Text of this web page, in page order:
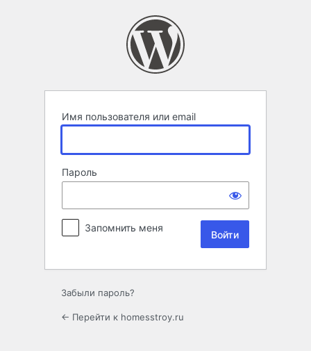
Имя пользователя или email
Пароль
Запомнить меня
Забыли пароль?
← Перейти к homesstroy.ru